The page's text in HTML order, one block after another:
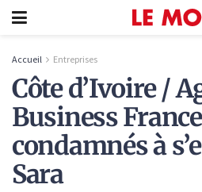
Accueil Entreprises
Côte d’Ivoire /
Business
condamnés à
Sara